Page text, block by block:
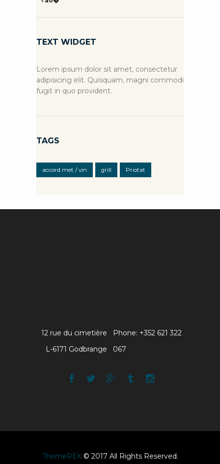
TEXT WIDGET
Lorem ipsum dolor sit amet, consectetur
adipisicing elit. Quisquam, magni commodi
fugit in quo provident.
TAGS
accord met / vin grill Priotat
Phone: +352 621 322
067
12 rue du cimetière
L-6171 Godbrange
ThemeREX© 2017 All Rights Reserved.